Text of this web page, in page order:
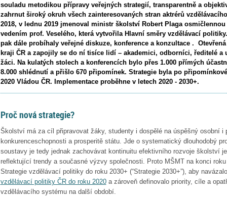
souladu metodikou přípravy veřejných strategií, transparentně a
zahrnut široký okruh všech zainteresovaných stran aktrérů
2018, v lednu 2019 jmenoval ministr školství Robert Plaga
vedením prof. Veselého, která vytvořila Hlavní směry vzdělávací
pak dále probíhaly veřejné diskuze, konference a konzultace .
kraji ČR a zapojily se do ní tisíce lidí – akademici, odborníci, ředitelé a
žáci. Na kulatých stolech a konferencích bylo přes 1.000 přímých
8.000 shlédnutí a přišlo 670 připomínek. Strategie byla po
2020 Vládou ČR. Implementace proběhne v letech 2020 - 2030+.
Proč nová strategie?
Školství má za cíl připravovat žáky, studenty i dospělé na úspěšný osobní
konkurenceschopnosti a prosperitě státu. Jde o systematický dlouhodobý
soustavy je tedy jednak zachovávat kontinuitu efektivního rozvoje školství
reflektující trendy a současné výzvy společnosti. Proto MŠMT na konci
Strategie vzdělávací politiky do roku 2030+ (“Strategie 2030+”), aby
vzdělávací politiky ČR do roku 2020a zároveň definovalo priority, cíle a
vzdělávacího systému na další období.